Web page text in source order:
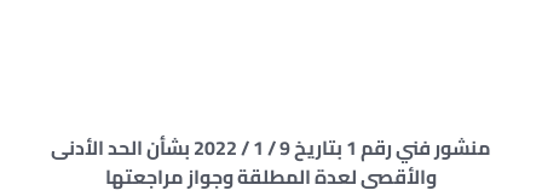
منشور فني رقم 1 بتاريخ 9 / 1 / 2022 بشأن الحد الأدنى
والأقصى لعدة المطلقة وجواز مراجعتها